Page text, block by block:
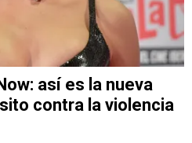
así es la nueva
contra la violencia